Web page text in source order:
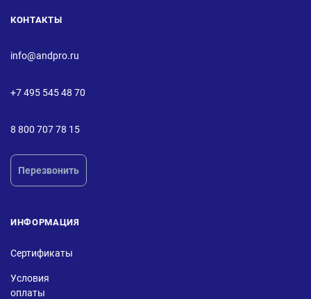
КОНТАКТЫ
info@andpro.ru
+7 495 545 48 70
8 800 707 78 15
Перезвонить
ИНФОРМАЦИЯ
Сертификаты
Условия
оплаты